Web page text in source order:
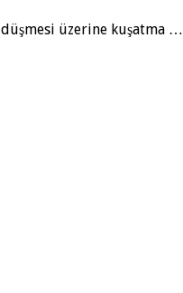
düşmesi üzerine kuşatma …